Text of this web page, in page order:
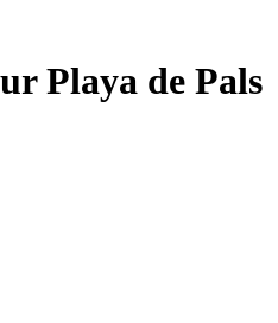
Playa de Pals